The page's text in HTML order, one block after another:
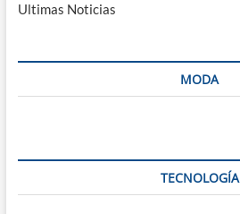
Ultimas Noticias
MODA
TECNOLOGÍA